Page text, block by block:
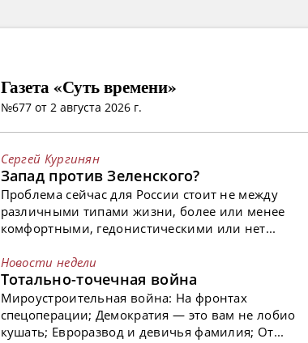
Газета «Суть времени»
№677 от 2 августа 2026 г.
Сергей Кургинян
Запад против Зеленского?
Проблема сейчас для России стоит не между
различными типами жизни, более или менее
комфортными, гедонистическими или нет...
Новости недели
Тотально-точечная война
Мироустроительная война: На фронтах
спецоперации; Демократия — это вам не лобио
кушать; Евроразвод и девичья фамилия; От...